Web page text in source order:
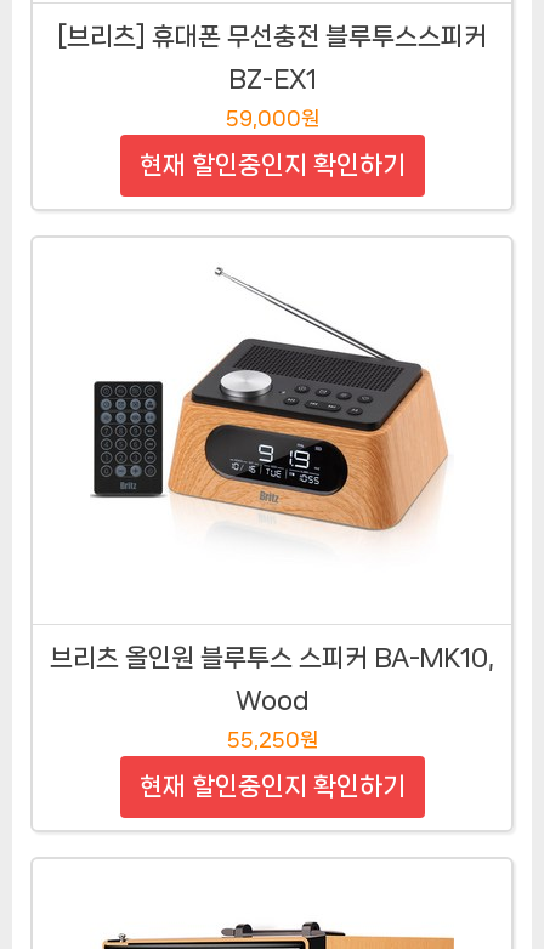
[브리츠] 휴대폰 무선충전 블루투스스피커
BZ-EX1
59,000원
현재 할인중인지 확인하기
브리츠 올인원 블루투스 스피커 BA-MK10,
Wood
55,250원
현재 할인중인지 확인하기